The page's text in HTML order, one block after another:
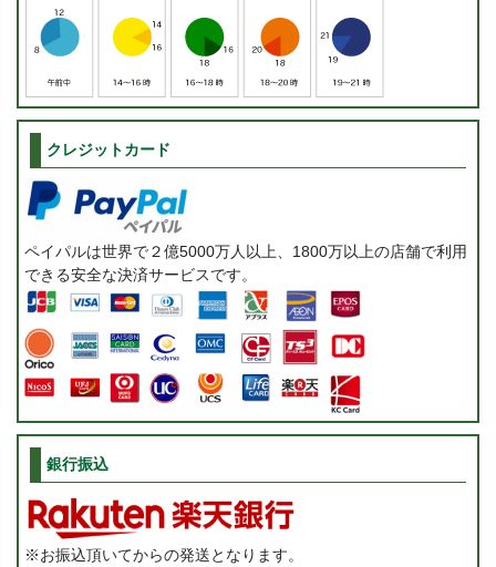
クレジットカード
ペイパルは世界で２億5000万人以上、1800万以上の店舗で利用
できる安全な決済サービスです。
銀行振込
※お振込頂いてからの発送となります。